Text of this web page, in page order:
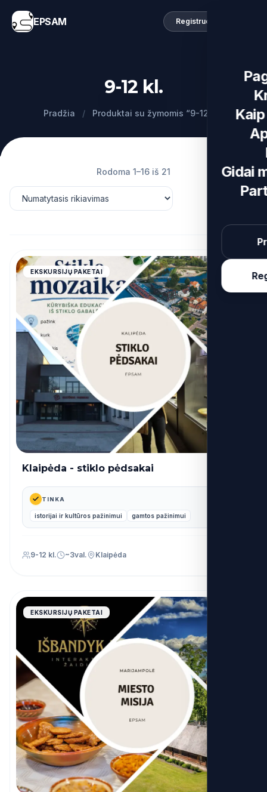
EPSAM Registruotis
Gidai
9-12 kl.
Pradžia / Produktai su žymomis “9-12 kl.”
Rodoma 1–16 iš 21
EKSKURSIJŲ PAKETAI
Klaipėda - stiklo pėdsakai
TINKA
istorijai ir kultūros pažinimui gamtos pažinimui
9-12 kl. ~3val. Klaipėda
EKSKURSIJŲ PAKETAI